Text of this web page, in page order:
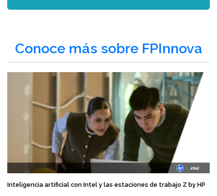
Conoce más sobre FPInnova
Inteligencia artificial con Intel y las estaciones de trabajo Z by HP